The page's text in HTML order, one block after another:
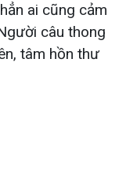
ai cũng cảm
câu thong
tâm hồn thư